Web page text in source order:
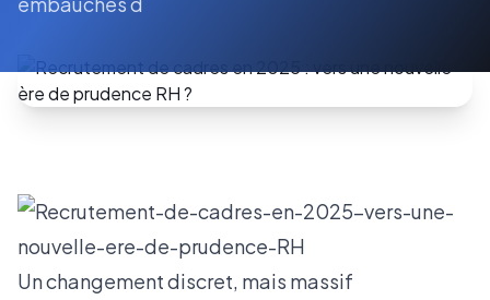
Un changement discret, mais massif